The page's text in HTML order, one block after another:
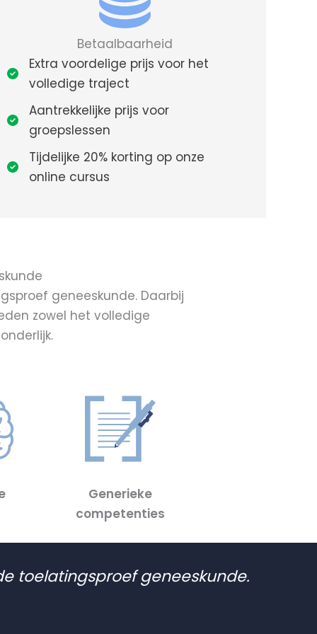
Betaalbaarheid
Extra voordelige prijs voor het
volledige traject
Aantrekkelijke prijs voor
groepslessen
Tijdelijke 20% korting op onze
online cursus
geneeskunde. Daarbij
zowel het volledige
Generieke
competenties
toelatingsproef geneeskunde.